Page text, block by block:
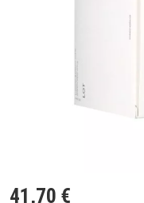
41 ,70 €